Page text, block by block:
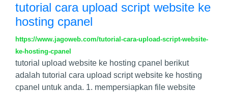
tutorial cara upload script website ke
hosting cpanel
https://www.jagoweb.com/tutorial-cara-upload-script-website-
ke-hosting-cpanel
tutorial upload website ke hosting cpanel berikut
adalah tutorial cara upload script website ke hosting
cpanel untuk anda. 1. mempersiapkan file website